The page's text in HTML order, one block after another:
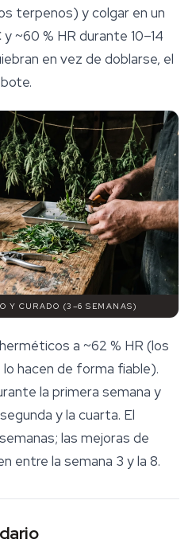
terpenos) y colgar en un
~60 % HR durante 10–14
en vez de doblarse, el
Y CURADO (3–6 SEMANAS)
a ~62 % HR (los
hacen de forma fiable).
la primera semana y
y la cuarta. El
las mejoras de
entre la semana 3 y la 8.